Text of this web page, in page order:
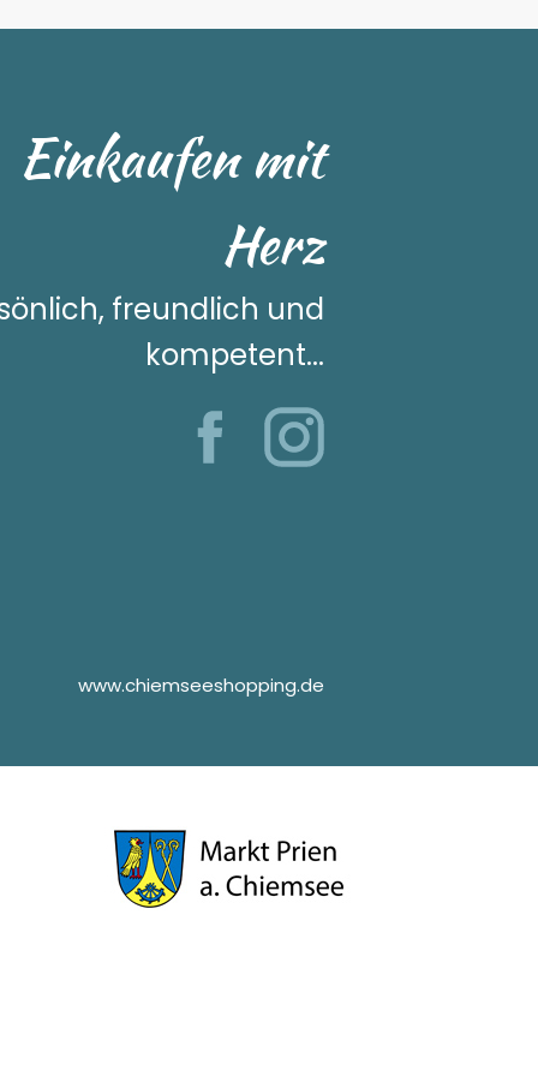
Einkaufen mit
Herz
freundlich und
kompetent...
www.chiemseeshopping.de